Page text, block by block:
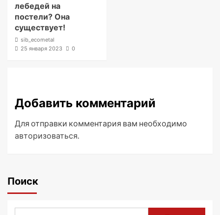
лебедей на
постели? Она
существует!
sib_ecometal
25 января 2023
0
Добавить комментарий
Для отправки комментария вам необходимо
авторизоваться
Поиск